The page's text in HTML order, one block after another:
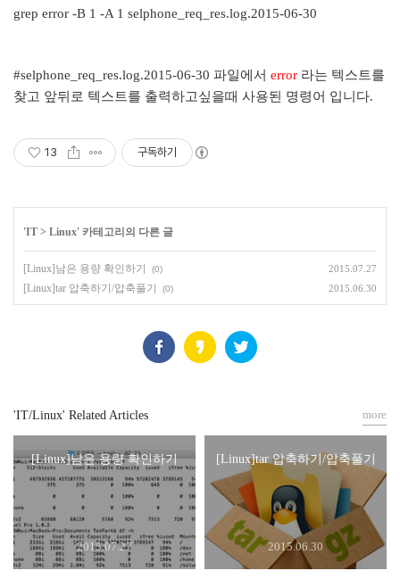
grep error -B 1 -A 1 selphone_req_res.log.2015-06-30
#selphone_req_res.log.2015-06-30 파일에서 error 라는 텍스트를
찾고 앞뒤로 텍스트를 출력하고싶을때 사용된 명령어 입니다.
13 구독하기
'IT > Linux' 카테고리의 다른 글
[Linux]남은 용량 확인하기 (0) 2015.07.27
[Linux]tar 압축하기/압축풀기 (0) 2015.06.30
'IT/Linux' Related Articles
[Linux]남은 용량 확인하기
2015.07.27
[Linux]tar 압축하기/압축풀기
2015.06.30
more